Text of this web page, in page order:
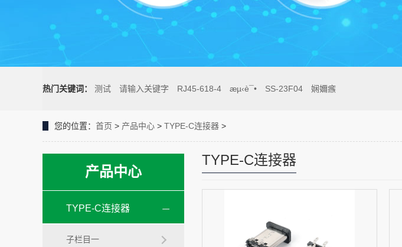
热门关键词： 测试 请输入关键字 RJ45-618-4 æµ‹è¯• SS-23F04 娴嬭瘯
您的位置： 首页 > 产品中心 > TYPE-C连接器 >
产品中心
TYPE-C连接器
子栏目一
TYPE-C连接器